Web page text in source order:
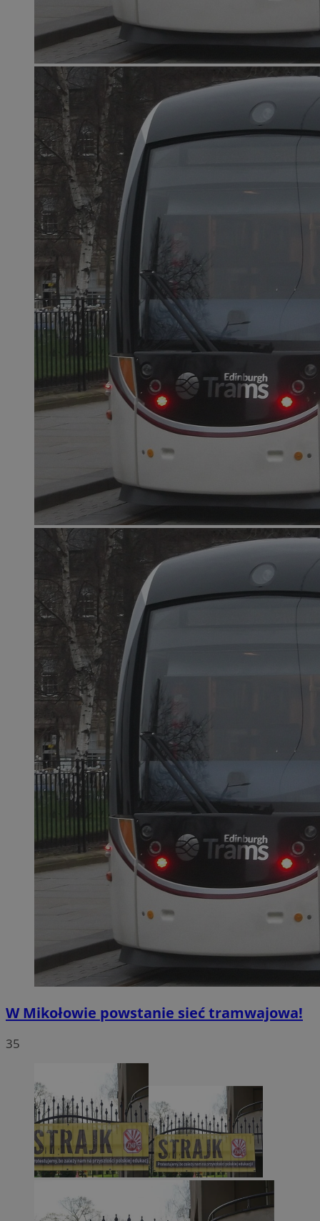
W Mikołowie powstanie sieć tramwajowa!
35